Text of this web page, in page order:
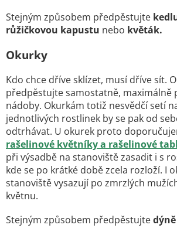
Stejným způsobem předpěstujte
růžičkovou kapustu nebo květák.
Okurky
Kdo chce dříve sklízet, musí dříve sít.
předpěstujte samostatně, maximálně
nádoby. Okurkám totiž nesvědčí setí
jednotlivých rostlinek by se pak od
odtrhávat. U okurek proto
rašelinové květníky a rašelinové
při výsadbě na stanoviště zasadit i s
kde se po krátké době zcela rozloží. I
stanoviště vysazují po zmrzlých
květnu.
Stejným způsobem předpěstujtedýně